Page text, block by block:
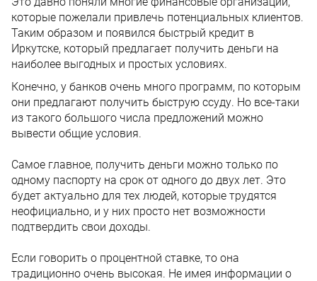
которые пожелали привлечь потенциальных клиентов.
Таким образом и появился быстрый кредит в
Иркутске, который предлагает получить деньги на
наиболее выгодных и простых условиях.
Конечно, у банков очень много программ, по которым
они предлагают получить быструю ссуду. Но все-таки
из такого большого числа предложений можно
вывести общие условия.
Самое главное, получить деньги можно только по
одному паспорту на срок от одного до двух лет. Это
будет актуально для тех людей, которые трудятся
неофициально, и у них просто нет возможности
подтвердить свои доходы.
Если говорить о процентной ставке, то она
традиционно очень высокая. Не имея информации о